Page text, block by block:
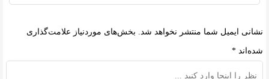
نشانی ایمیل شما منتشر نخواهد شد. بخش‌های موردنیاز علامت‌گذاری
شده‌اند *